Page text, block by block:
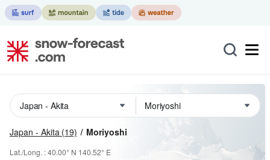
Japan - Akita (19) Moriyoshi
Lat./Long. :40.00° N 140.52° E